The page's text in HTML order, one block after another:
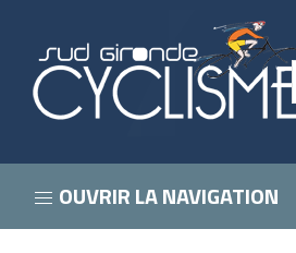
OUVRIR LA NAVIGATION